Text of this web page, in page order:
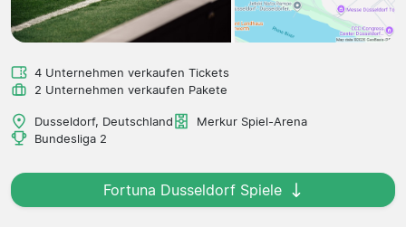
4 Unternehmen verkaufen Tickets
2 Unternehmen verkaufen Pakete
Dusseldorf, Deutschland
Merkur Spiel-Arena
Bundesliga 2
Fortuna Dusseldorf Spiele